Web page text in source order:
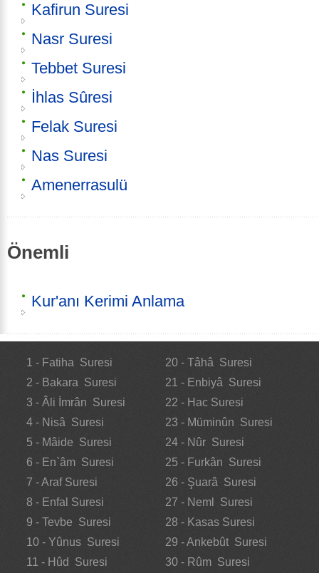
Kafirun Suresi
Nasr Suresi
Tebbet Suresi
İhlas Sûresi
Felak Suresi
Nas Suresi
Amenerrasulü
Önemli
Kur'anı Kerimi Anlama
1 - Fatiha Suresi
2 - Bakara Suresi
3 - Âli İmrân Suresi
4 - Nisâ Suresi
5 - Mâide Suresi
6 - En`âm Suresi
7 - Araf Suresi
8 - Enfal Suresi
9 - Tevbe Suresi
10 - Yûnus Suresi
11 - Hûd Suresi
20 - Tâhâ Suresi
21 - Enbiyâ Suresi
22 - Hac Suresi
23 - Müminûn Suresi
24 - Nûr Suresi
25 - Furkân Suresi
26 - Şuarâ Suresi
27 - Neml Suresi
28 - Kasas Suresi
29 - Ankebût Suresi
30 - Rûm Suresi